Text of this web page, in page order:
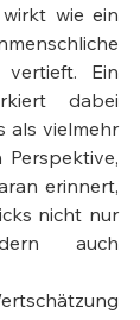
wie ein
Ein
dabei
als vielmehr
erinnert,
nicht nur
auch